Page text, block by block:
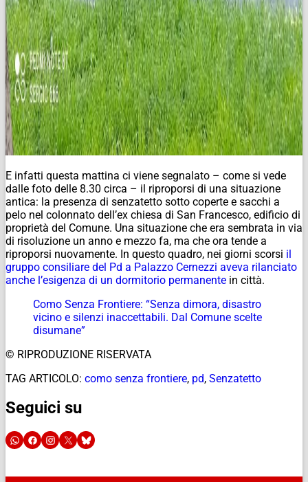
E infatti questa mattina ci viene segnalato – come si vede
dalle foto delle 8.30 circa – il riproporsi di una situazione
antica: la presenza di senzatetto sotto coperte e sacchi a
pelo nel colonnato dell’ex chiesa di San Francesco, edificio di
proprietà del Comune. Una situazione che era sembrata in via
di risoluzione un anno e mezzo fa, ma che ora tende a
riproporsi nuovamente. In questo quadro, nei giorni scorsi il
gruppo consiliare del Pd a Palazzo Cernezzi aveva rilanciato
anche l’esigenza di un dormitorio permanente in città.
Como Senza Frontiere: “Senza dimora, disastro
vicino e silenzi inaccettabili. Dal Comune scelte
disumane”
© RIPRODUZIONE RISERVATA
TAG ARTICOLO: como senza frontiere, pd, Senzatetto
Seguici su